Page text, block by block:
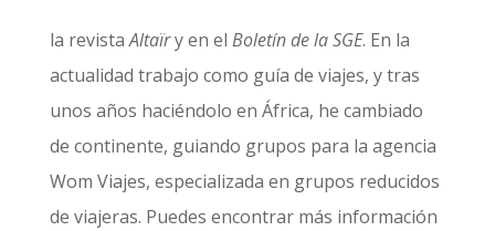
la revistaAltaïry en el Boletín de la SGE. En la
actualidad trabajo como guía de viajes, y tras
unos años haciéndolo en África, he cambiado
de continente, guiando grupos para la agencia
Wom Viajes, especializada en grupos reducidos
de viajeras. Puedes encontrar más información